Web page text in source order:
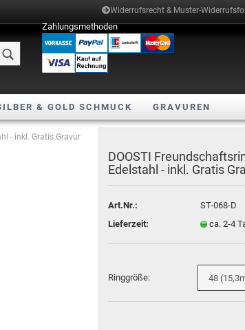
Widerrufsrecht & Muster-
Konto erstellen
Passwort vergessen?
Zahlungsmethoden
& GOLD SCHMUCK GRAVUREN
- inkl. Gratis Gravur
DOOSTI
Edelstahl - inkl. Gratis
Art.Nr.:
ST-068-D
Lieferzeit:
ca. 2-4
Ringgröße: